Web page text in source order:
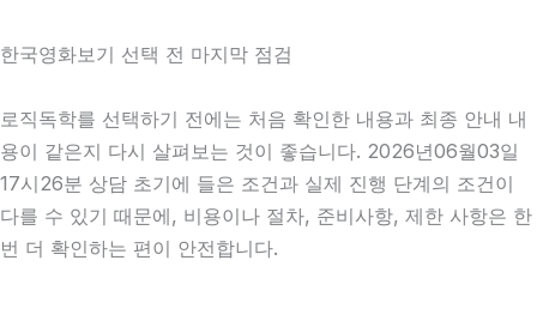
한국영화보기 선택 전 마지막 점검
로직독학를 선택하기 전에는 처음 확인한 내용과 최종 안내 내
용이 같은지 다시 살펴보는 것이 좋습니다. 2026년06월03일
17시26분 상담 초기에 들은 조건과 실제 진행 단계의 조건이
다를 수 있기 때문에, 비용이나 절차, 준비사항, 제한 사항은 한
번 더 확인하는 편이 안전합니다.